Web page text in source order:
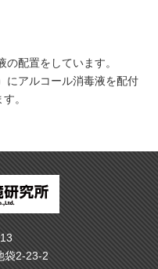
配置をしています。
にアルコール消毒液を配付
。
袋2-23-2